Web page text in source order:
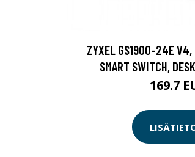
ZYXEL GS1900-24E
SMART SWITCH,
169.7